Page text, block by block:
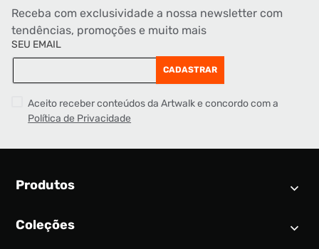
Receba com exclusividade a nossa newsletter com
tendências, promoções e muito mais
SEU EMAIL
CADASTRAR
Aceito receber conteúdos da Artwalk e concordo com a
Política de Privacidade
Produtos
Calendário SNEAKER
Coleções